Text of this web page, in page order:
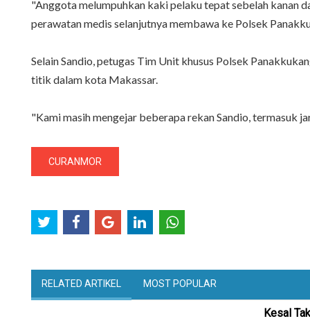
"Anggota melumpuhkan kaki pelaku tepat sebelah kanan
perawatan medis selanjutnya membawa ke Polsek
Selain Sandio, petugas Tim Unit khusus Polsek
titik dalam kota Makassar.
"Kami masih mengejar beberapa rekan Sandio, termasuk
CURANMOR
RELATED ARTIKEL MOST POPULAR
Kesal